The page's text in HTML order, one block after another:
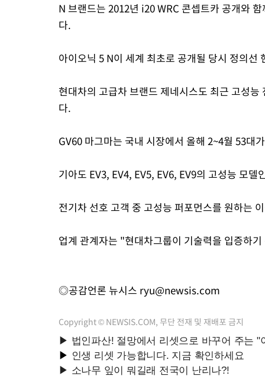
N 브랜드는 2012년 i20 WRC 콘셉트카 공개와
다.
아이오닉 5 N이 세계 최초로 공개될 당시 정의
현대차의 고급차 브랜드 제네시스도 최근 고성
다.
GV60 마그마는 국내 시장에서 올해 2~4월 53대
기아도 EV3, EV4, EV5, EV6, EV9의 고성능 모델
전기차 선호 고객 중 고성능 퍼포먼스를 원하는
업계 관계자는 "현대차그룹이 기술력을 입증하
◎공감언론 뉴시스 ryu@newsis.com
Copyright © NEWSIS.COM, 무단 전재 및 재배포 금지